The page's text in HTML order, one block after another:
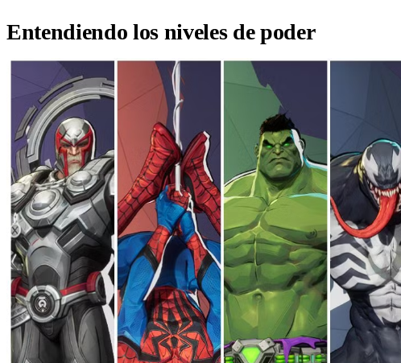
Entendiendo los niveles de poder